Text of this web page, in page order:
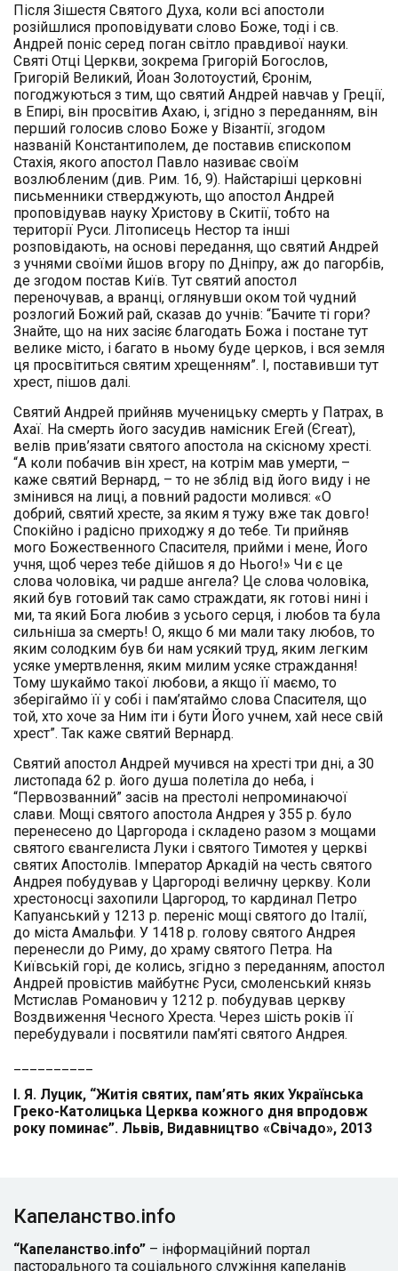
Після Зішестя Святого Духа, коли всі апостоли
розійшлися проповідувати слово Боже, тоді і св.
Андрей поніс серед поган світло правдивої науки.
Святі Отці Церкви, зокрема Григорій Богослов,
Григорій Великий, Йоан Золотоустий, Єронім,
погоджуються з тим, що святий Андрей навчав у Греції,
в Епирі, він просвітив Ахаю, і, згідно з переданням, він
перший голосив слово Боже у Візантії, згодом
названій Константиполем, де поставив єпископом
Стахія, якого апостол Павло називає своїм
возлюбленим (див. Рим. 16, 9). Найстаріші церковні
письменники стверджують, що апостол Андрей
проповідував науку Христову в Скитії, тобто на
території Руси. Літописець Нестор та інші
розповідають, на основі передання, що святий Андрей
з учнями своїми йшов вгору по Дніпру, аж до пагорбів,
де згодом постав Київ. Тут святий апостол
переночував, а вранці, оглянувши оком той чудний
розлогий Божий рай, сказав до учнів: “Бачите ті гори?
Знайте, що на них засіяє благодать Божа і постане тут
велике місто, і багато в ньому буде церков, і вся земля
ця просвітиться святим хрещенням”. І, поставивши тут
хрест, пішов далі.
Cвятий Андрей прийняв мученицьку смерть у Патрах, в
Ахаї. На смерть його засудив намісник Егей (Єгеат),
велів прив’язати святого апостола на скісному хресті.
“А коли побачив він хрест, на котрім мав умерти, –
каже святий Вернард, – то не зблід від його виду і не
змінився на лиці, а повний радости молився: «О
добрий, святий хресте, за яким я тужу вже так довго!
Спокійно і радісно приходжу я до тебе. Ти прийняв
мого Божественного Спасителя, прийми і мене, Його
учня, щоб через тебе дійшов я до Нього!» Чи є це
слова чоловіка, чи радше ангела? Це слова чоловіка,
який був готовий так само страждати, як готові нині і
ми, та який Бога любив з усього серця, і любов та була
сильніша за смерть! О, якщо б ми мали таку любов, то
яким солодким був би нам усякий труд, яким легким
усяке умертвлення, яким милим усяке страждання!
Тому шукаймо такої любови, а якщо її маємо, то
зберігаймо її у собі і пам’ятаймо слова Спасителя, що
той, хто хоче за Ним іти і бути Його учнем, хай несе свій
хрест”. Так каже святий Вернард.
Святий апостол Андрей мучився на хресті три дні, а З0
листопада 62 р. його душа полетіла до неба, і
“Первозванний” засів на престолі непроминаючої
слави. Мощі святого апостола Андрея у 355 р. було
перенесено до Царгорода і складено разом з мощами
святого євангелиста Луки і святого Тимотея у церкві
святих Апостолів. Імператор Аркадій на честь святого
Андрея побудував у Царгороді величну церкву. Коли
хрестоносці захопили Царгород, то кардинал Петро
Капуанський у 1213 р. переніс мощі святого до Італії,
до міста Амальфи. У 1418 р. голову святого Андрея
перенесли до Риму, до храму святого Петра. На
Київській горі, де колись, згідно з переданням, апостол
Андрей провістив майбутнє Руси, смоленський князь
Мстислав Романович у 1212 р. побудував церкву
Воздвиження Чесного Хреста. Через шість років її
перебудували і посвятили пам’яті святого Андрея.
І. Я. Луцик, “Житія святих, пам’ять яких Українська
Греко-Католицька Церква кожного дня впродовж
року поминає”. Львів, Видавництво «Свічадо», 2013
Капеланство.info
“Капеланство.info” – інформаційний портал
пасторального та соціального служіння капеланів